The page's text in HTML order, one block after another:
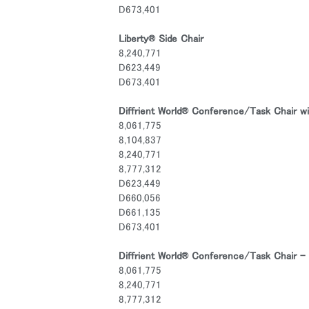
D673,401
Liberty®Side Chair
8,240,771
D623,449
D673,401
Diffrient World®Conference/Task Chair
8,061,775
8,104,837
8,240,771
8,777,312
D623,449
D660,056
D661,135
D673,401
Diffrient World®Conference/Task Chair -
8,061,775
8,240,771
8,777,312